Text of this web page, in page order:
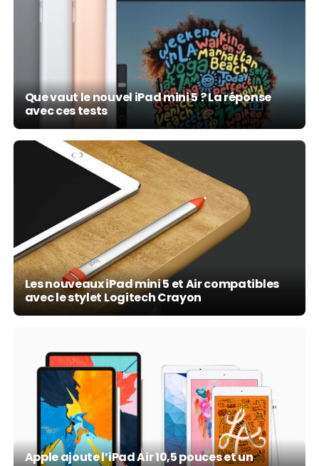
Que vaut le nouvel iPad mini 5 ? La réponse
avec ces tests
Les nouveaux iPad mini 5 et Air compatibles
avec le stylet Logitech Crayon
Apple ajoute l’iPad Air 10,5 pouces et un